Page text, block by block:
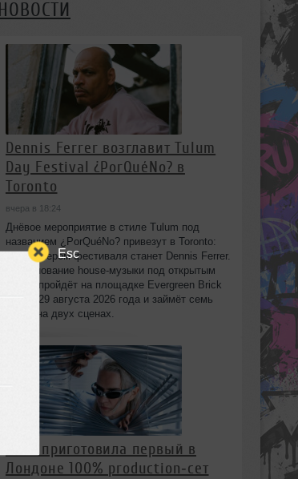
Esc
НОВОСТИ
Dennis Ferrer возглавит Tulum
Day Festival ¿PorQuéNo? в
Toronto
вчера в 18:24
Днёвое мероприятие в стиле Tulum под
названием ¿PorQuéNo? привезут в Toronto:
хедлайнером фестиваля станет Dennis Ferrer.
Празднование house-музыки под открытым
небом пройдёт на площадке Evergreen Brick
Works 29 августа 2026 года и займёт семь
часов на двух сценах.
HAAi приготовила первый в
Лондоне 100% production‑сет